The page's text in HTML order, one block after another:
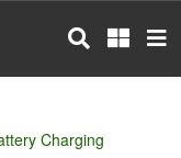
Charging